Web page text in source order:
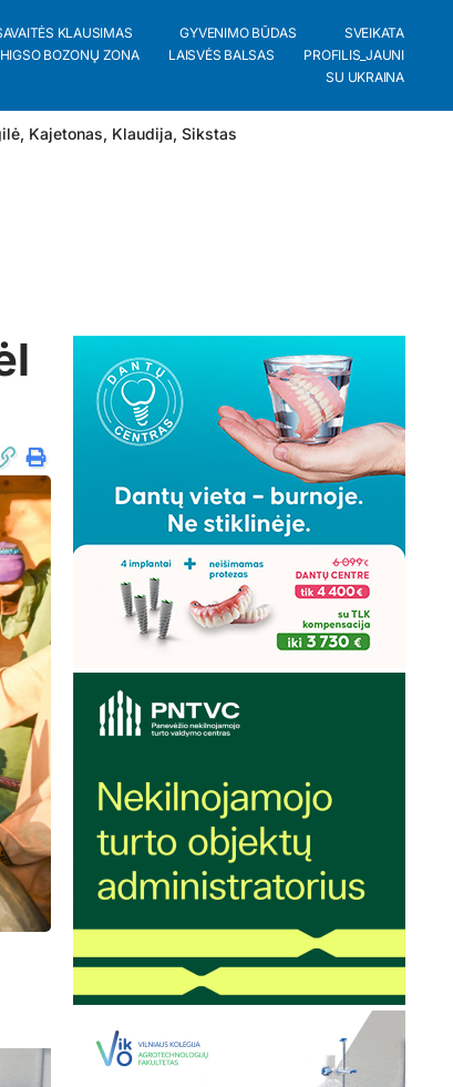
KLAUSIMAS GYVENIMO BŪDAS
SVEIKATA
HIGSO BOZONŲ ZONA LAISVĖS BALSAS
PROFILIS_JAUNI
SU UKRAINA
, Kajetonas, Klaudija, Sikstas